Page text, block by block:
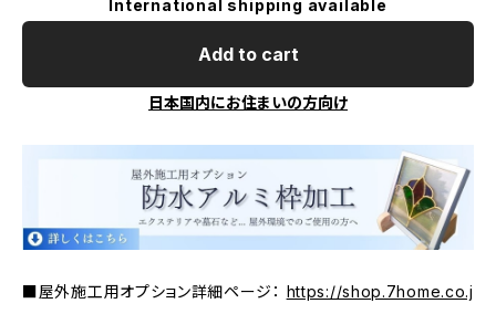
International shipping available
Add to cart
日本国内にお住まいの方向け
■屋外施工用オプション詳細ページ： https://shop.7home.co.j